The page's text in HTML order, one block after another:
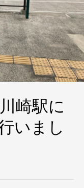
崎駅に
いまし